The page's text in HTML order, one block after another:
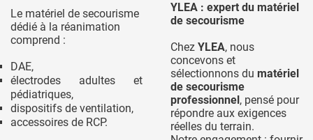
Le matériel de secourisme
dédié à la réanimation
comprend :
DAE,
électrodes adultes et
pédiatriques,
dispositifs de ventilation,
accessoires de RCP.
YLEA : expert du matériel
de secourisme
Chez YLEA, nous
concevons et
sélectionnons du matériel
de secourisme
professionnel , pensé pour
répondre aux exigences
réelles du terrain.